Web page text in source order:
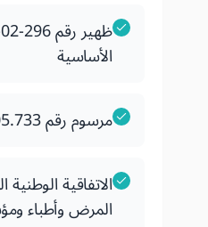
الأساسية
مرسوم رقم 2.05.733 بتطبيق القانون رقم 65.00 بمثابة مدونة التغطية الصحية الأساسية
المرض وأطباء